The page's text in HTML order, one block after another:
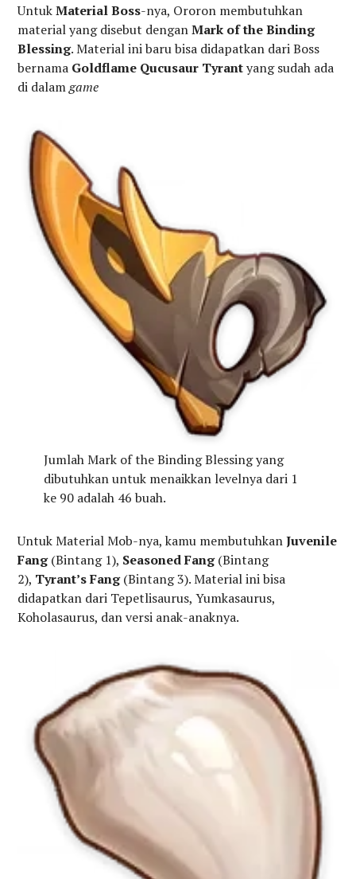
UntukMaterial Boss-nya, Ororon membutuhkan
material yang disebut denganMark of the Binding
Blessing. Material ini baru bisa didapatkan dari Boss
bernama Goldflame Qucusaur Tyrantyang sudah ada
di dalamgame
Jumlah Mark of the Binding Blessing yang
dibutuhkan untuk menaikkan levelnya dari 1
ke 90 adalah 46 buah.
Untuk Material Mob-nya, kamu membutuhkanJuvenile
Fang(Bintang 1), Seasoned Fang(Bintang
2), Tyrant’s Fang(Bintang 3). Material ini bisa
didapatkan dari Tepetlisaurus, Yumkasaurus,
Koholasaurus, dan versi anak-anaknya.